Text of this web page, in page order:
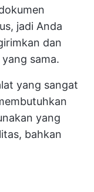
jadi Anda
dan
sama.
yang sangat
yang
bahkan